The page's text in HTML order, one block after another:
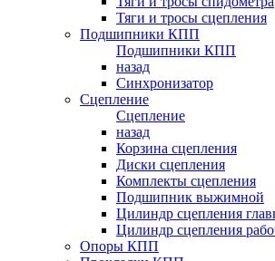
Тяги и тросы сцепления
Подшипники КПП
Подшипники КПП
назад
Синхронизатор
Сцепление
Сцепление
назад
Корзина сцепления
Диски сцепления
Комплекты сцепления
Подшипник выжимной
Цилиндр сцепления
Цилиндр сцепления
Опоры КПП